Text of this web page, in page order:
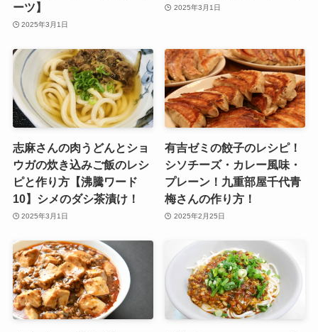
ーツ】
2025年3月1日
2025年3月1日
志麻さんの肉うどんとショ
ウガの炊き込みご飯のレシ
ピと作り方【沸騰ワード
10】シメのダシ茶漬け！
2025年3月1日
有吉ゼミの餃子のレシピ！
シソチーズ・カレー風味・
プレーン！九重部屋千代青
梅さんの作り方！
2025年2月25日